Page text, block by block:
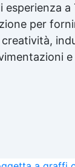
esperienza
per